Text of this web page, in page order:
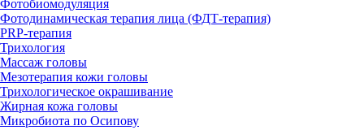
Фотобиомодуляция
Фотодинамическая терапия лица (ФДТ-терапия)
PRP-терапия
Трихология
Массаж головы
Мезотерапия кожи головы
Трихологическое окрашивание
Жирная кожа головы
Микробиота по Осипову